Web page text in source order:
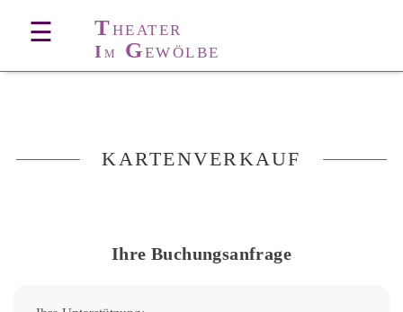
☰ THEATER
I M GEWÖLBE
KARTENVERKAUF
Ihre Buchungsanfrage